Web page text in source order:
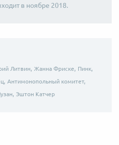
в ноябре 2018.
Литвин, Жанна Фриске, Пинк,
Антимонопольный комитет,
Эштон Катчер